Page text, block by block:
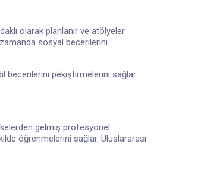
olarak planlanır ve atölyeler
sosyal becerilerini
becerilerini pekiştirmelerini sağlar.
gelmiş profesyonel
öğrenmelerini sağlar. Uluslararası